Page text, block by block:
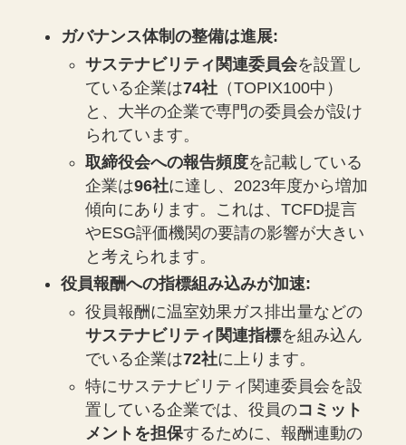
ガバナンス体制の整備は進展:
サステナビリティ関連委員会を設置し
ている企業は74社 （TOPIX100中）
と、大半の企業で専門の委員会が設け
られています。
取締役会への報告頻度を記載している
企業は96社に達し、2023年度から増加
傾向にあります。これは、TCFD提言
やESG評価機関の要請の影響が大きい
と考えられます。
役員報酬への指標組み込みが加速:
役員報酬に温室効果ガス排出量などの
サステナビリティ関連指標を組み込ん
でいる企業は72社に上ります。
特にサステナビリティ関連委員会を設
置している企業では、役員のコミット
メントを担保するために、報酬連動の